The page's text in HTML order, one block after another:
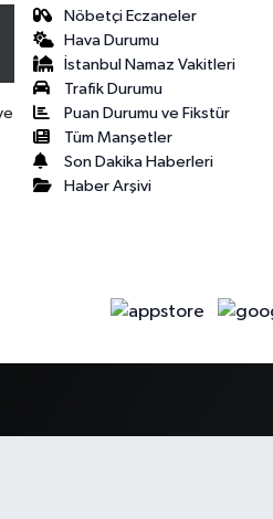
Nöbetçi Eczaneler
Hava Durumu
İstanbul Namaz Vakitleri
Trafik Durumu
Puan Durumu ve Fikstür
Tüm Manşetler
Son Dakika Haberleri
Haber Arşivi